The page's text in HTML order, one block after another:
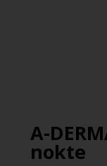
A-
nokte